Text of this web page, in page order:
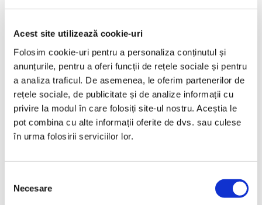
Acest site utilizează cookie-uri
Folosim cookie-uri pentru a personaliza conținutul și
anunțurile, pentru a oferi funcții de rețele sociale și pentru
a analiza traficul. De asemenea, le oferim partenerilor de
rețele sociale, de publicitate și de analize informații cu
privire la modul în care folosiți site-ul nostru. Aceștia le
pot combina cu alte informații oferite de dvs. sau culese
în urma folosirii serviciilor lor.
consimțământului
Necesare
VACSY® UNITATE DE SIGILARE
Prețul de vânzare 2083,81 Lei
ZepterClub ⓘpreț
reduceri între până la 5% și 40%